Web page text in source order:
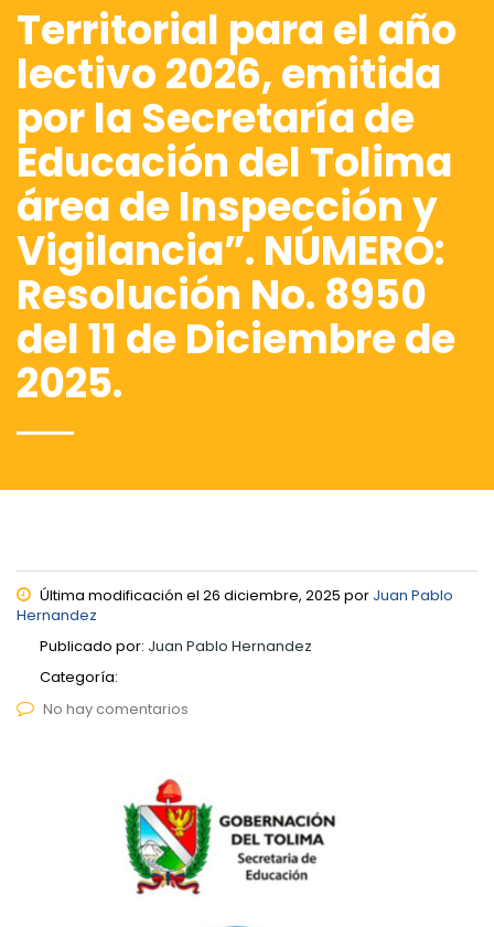
Territorial para el año
lectivo 2026, emitida
por la Secretaría de
Educación del Tolima
área de Inspección y
Vigilancia”. NÚMERO:
Resolución No. 8950
del 11 de Diciembre de
2025.
Última modificación el 26 diciembre, 2025 por Juan Pablo
Hernandez
Publicado por: Juan Pablo Hernandez
Categoría:
No hay comentarios